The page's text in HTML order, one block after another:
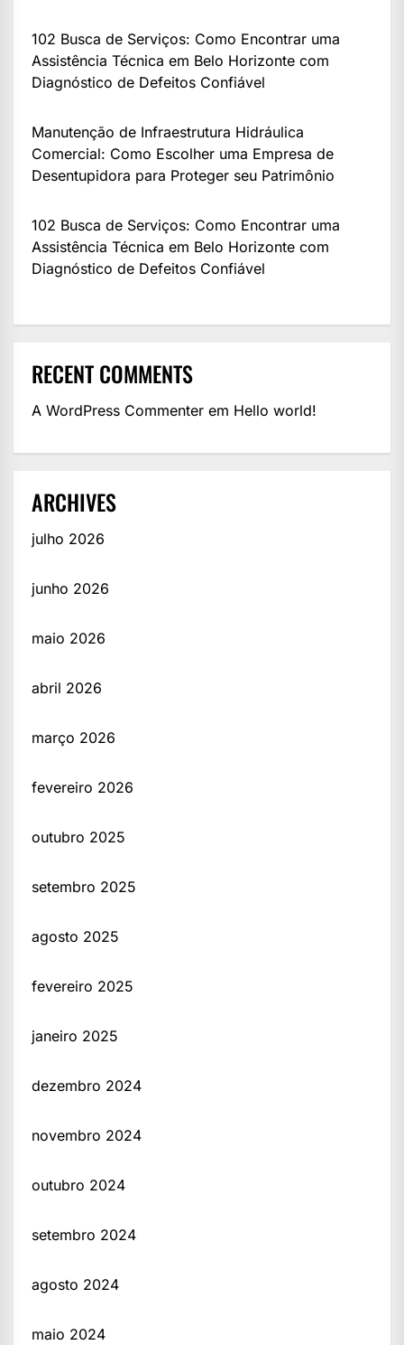
102 Busca de Serviços: Como Encontrar uma
Assistência Técnica em Belo Horizonte com
Diagnóstico de Defeitos Confiável
Manutenção de Infraestrutura Hidráulica
Comercial: Como Escolher uma Empresa de
Desentupidora para Proteger seu Patrimônio
102 Busca de Serviços: Como Encontrar uma
Assistência Técnica em Belo Horizonte com
Diagnóstico de Defeitos Confiável
RECENT COMMENTS
A WordPress Commenter em Hello world!
ARCHIVES
julho 2026
junho 2026
maio 2026
abril 2026
março 2026
fevereiro 2026
outubro 2025
setembro 2025
agosto 2025
fevereiro 2025
janeiro 2025
dezembro 2024
novembro 2024
outubro 2024
setembro 2024
agosto 2024
maio 2024